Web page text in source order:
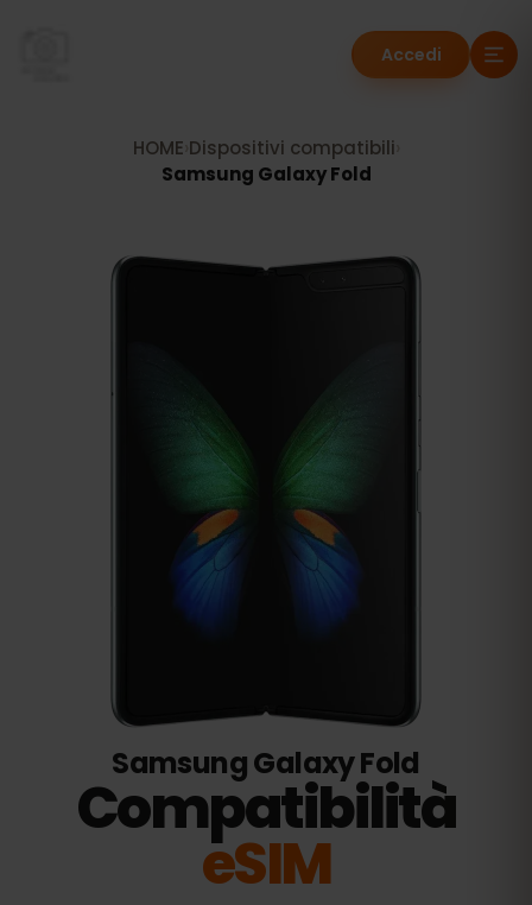
Accedi
HOME Dispositivi compatibili
Samsung Galaxy Fold
Samsung Galaxy Fold
Compatibilità
eSIM